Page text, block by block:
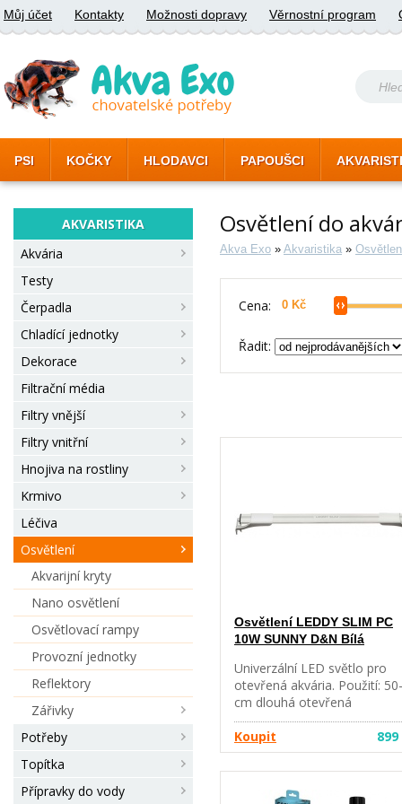
Můj účet Kontakty Možnosti dopravy Věrnostní program
PSI KOČKY HLODAVCI PAPOUŠCI
AKVARISTIKA
Akvária
Testy
Čerpadla
Chladící jednotky
Dekorace
Filtrační média
Filtry vnější
Filtry vnitřní
Hnojiva na rostliny
Krmivo
Léčiva
Osvětlení
Akvarijní kryty
Nano osvětlení
Osvětlovací rampy
Provozní jednotky
Reflektory
Zářivky
Potřeby
Topítka
Přípravky do vody
Osvětlení do
Akva Exo » Akvaristika »
Cena:
Řadit:
Osvětlení LEDDY SLIM PC
10W SUNNY D&N Bílá
Univerzální LED světlo pro
otevřená akvária. Použití:
cm dlouhá otevřená
sladkovodní akvária. Příkon:
W, LED SUNNY, teplota
7000 K. Funkce: Funkce:
DENNÍ, DENNÍ, NOČNÍ
přepínatelné přepínačem.
Koupit 899